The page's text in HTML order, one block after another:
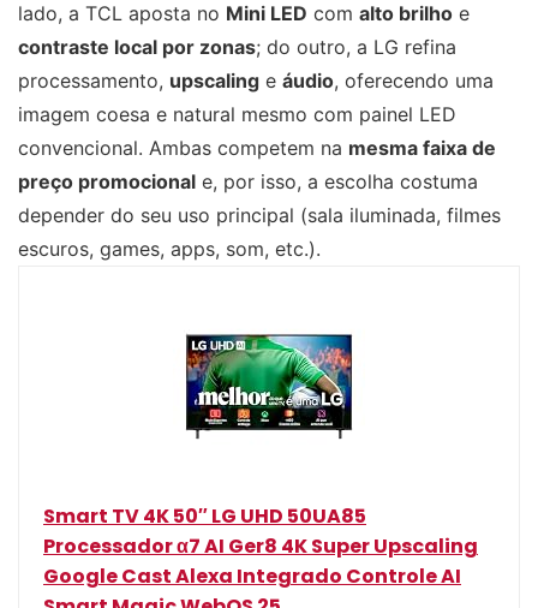
lado, a TCL aposta no Mini LED com alto brilho e
contraste local por zonas; do outro, a LG refina
processamento, upscaling e áudio, oferecendo uma
imagem coesa e natural mesmo com painel LED
convencional. Ambas competem na mesma faixa de
preço promocional e, por isso, a escolha costuma
depender do seu uso principal (sala iluminada, filmes
escuros, games, apps, som, etc.).
Smart TV 4K 50″ LG UHD 50UA85
Processador α7 AI Ger8 4K Super Upscaling
Google Cast Alexa Integrado Controle AI